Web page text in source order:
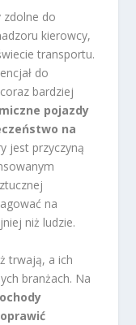
zdolne do
kierowcy,
transportu.
do
bardziej
pojazdy
na
jest przyczyną
na
niż ludzie.
trwają, a ich
branżach. Na